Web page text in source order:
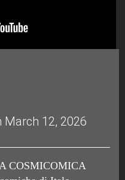
March 12, 2026
COSMICOMICA